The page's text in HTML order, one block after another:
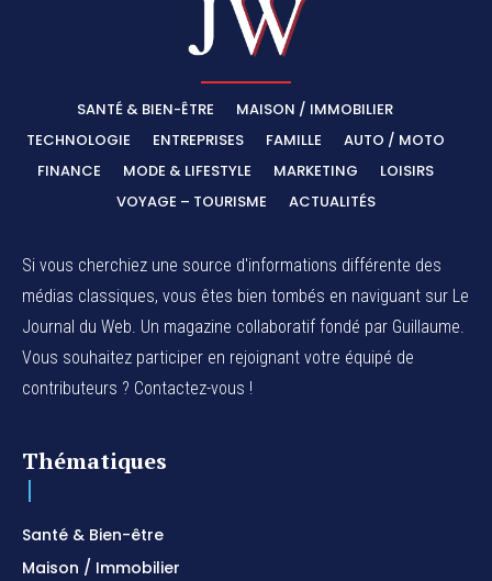
SANTÉ & BIEN-ÊTRE
MAISON / IMMOBILIER
TECHNOLOGIE
ENTREPRISES FAMILLE
AUTO / MOTO
FINANCE
MODE & LIFESTYLE MARKETING
LOISIRS
VOYAGE – TOURISME
ACTUALITÉS
Si vous cherchiez une source d'informations différente des
médias classiques, vous êtes bien tombés en naviguant sur Le
Journal du Web. Un magazine collaboratif fondé par Guillaume.
Vous souhaitez participer en rejoignant votre équipé de
contributeurs ? Contactez-vous !
Thématiques
Santé & Bien-être
Maison / Immobilier